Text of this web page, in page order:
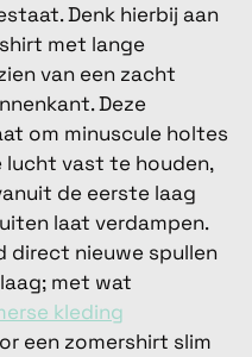
Denk hierbij aan
met lange
van een zacht
Deze
om minuscule holtes
vast te houden,
de eerste laag
laat verdampen.
direct nieuwe spullen
met wat
kleding
een zomershirt slim